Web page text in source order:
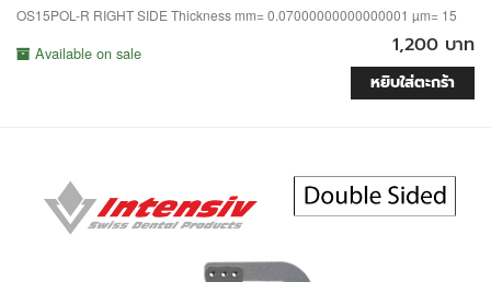
OS15POL-R RIGHT SIDE Thickness mm= 0.07000000000000001 µm= 15
Available on sale 1,200 บาท
หยิบใส่ตะกร้า